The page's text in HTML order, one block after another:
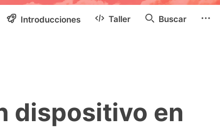
Introducciones Taller Buscar
dispositivo en